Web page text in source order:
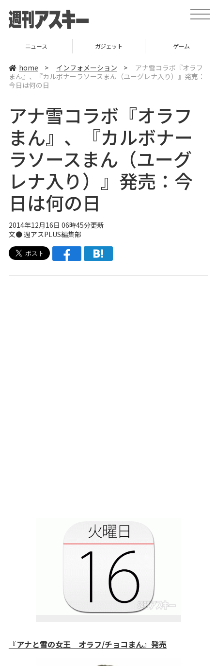
t
o
v
ニュース ガジェット ゲーム
home > インフォメーション >
アナ雪コラボ『オラフ
まん』、『カルボナーラソースまん（ユーグレナ入り）』発売：
今日は何の日
アナ雪コラボ『オラフ
まん』、『カルボナー
ラソースまん（ユーグ
レナ入り）』発売：今
日は何の日
2014年12月16日 06時45分更新
文●週アスPLUS編集部
『アナと雪の女王 オラフ/チョコまん』発売